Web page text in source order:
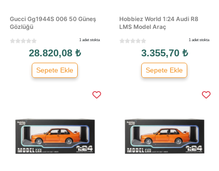
Gucci Gg1944S 006 50 Güneş
Gözlüğü
1 adet stokta
28.820,08 ₺
Sepete Ekle
Hobbiez World 1:24 Audi R8
LMS Model Araç
1 adet stokta
3.355,70 ₺
Sepete Ekle